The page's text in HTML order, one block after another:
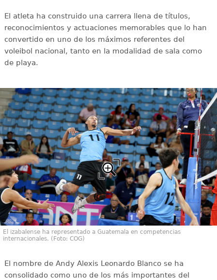
El atleta ha construido una carrera llena de títulos,
reconocimientos y actuaciones memorables que lo han
convertido en uno de los máximos referentes del
voleibol nacional, tanto en la modalidad de sala como
de playa.
El izabalense ha representado a Guatemala en competencias
internacionales. (Foto: COG)
El nombre de Andy Alexis Leonardo Blanco se ha
consolidado como uno de los más importantes del